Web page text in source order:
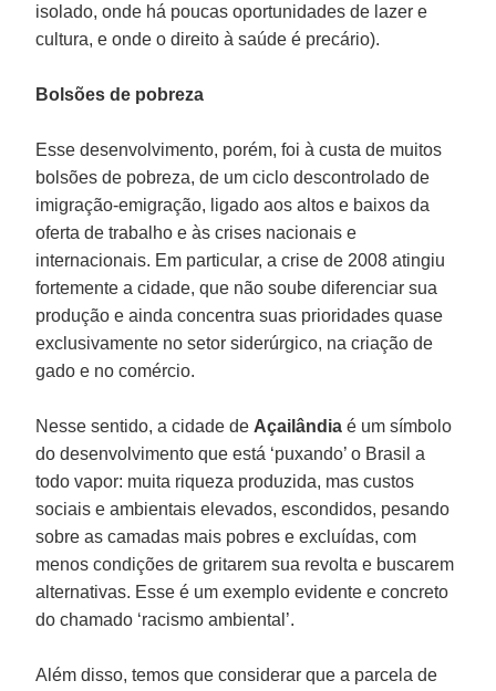
isolado, onde há poucas oportunidades de lazer e
cultura, e onde o direito à saúde é precário).
Bolsões de pobreza
Esse desenvolvimento, porém, foi à custa de muitos
bolsões de pobreza, de um ciclo descontrolado de
imigração-emigração, ligado aos altos e baixos da
oferta de trabalho e às crises nacionais e
internacionais. Em particular, a crise de 2008 atingiu
fortemente a cidade, que não soube diferenciar sua
produção e ainda concentra suas prioridades quase
exclusivamente no setor siderúrgico, na criação de
gado e no comércio.
Nesse sentido, a cidade de Açailândiaé um símbolo
do desenvolvimento que está ‘puxando’ o Brasil a
todo vapor: muita riqueza produzida, mas custos
sociais e ambientais elevados, escondidos, pesando
sobre as camadas mais pobres e excluídas, com
menos condições de gritarem sua revolta e buscarem
alternativas. Esse é um exemplo evidente e concreto
do chamado ‘racismo ambiental’.
Além disso, temos que considerar que a parcela de